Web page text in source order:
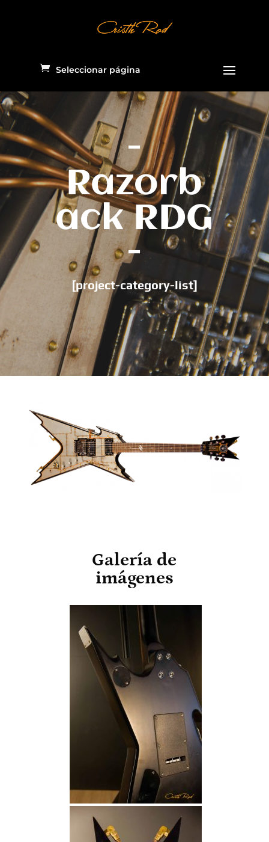
Seleccionar página
-
Razorb
ack RDG
-
[project-category-list]
Galería de
imágenes